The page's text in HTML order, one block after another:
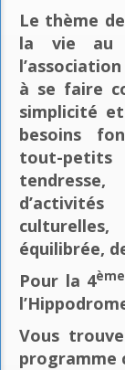
Le thème
la vie au
à se faire
simplicité
besoins
tout-
équilibrée,
Pour la 4ème
Vous
programme